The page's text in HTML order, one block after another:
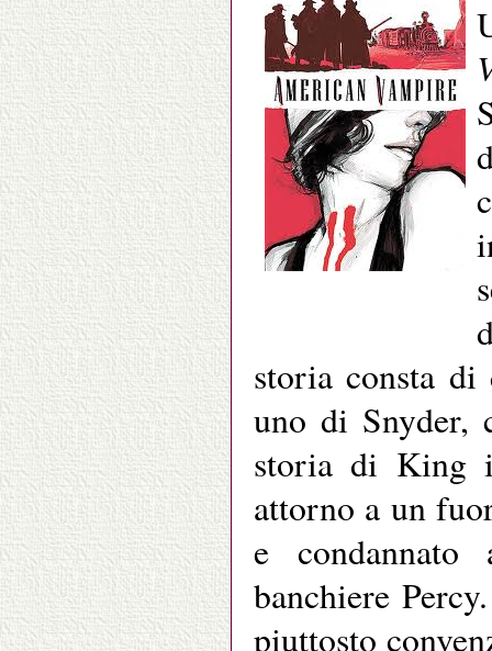
storia consta
uno di Snyder,
storia di King
attorno a un
e condannato
banchiere
piuttosto